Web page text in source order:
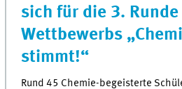
sich für die 3. Runde
Wettbewerbs
stimmt!“
Rund 45 Chemie-begeisterte